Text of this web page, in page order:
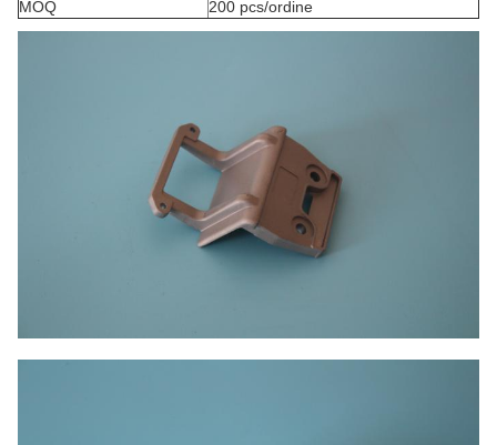
MOQ 200 pcs/ordine